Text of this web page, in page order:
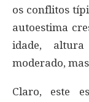
os conflitos
autoestima
idade,
moderado,
Claro, este